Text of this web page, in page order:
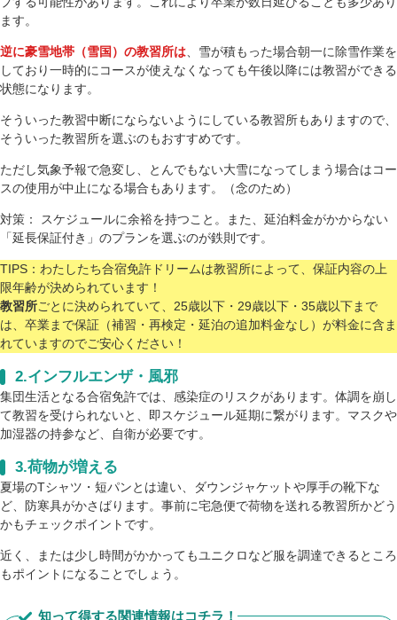
ます。
逆に豪雪地帯（雪国）の教習所は、雪が積もった場合朝一に除雪作業を
しており一時的にコースが使えなくなっても午後以降には教習ができる
状態になります。
そういった教習中断にならないようにしている教習所もありますので、
そういった教習所を選ぶのもおすすめです。
ただし気象予報で急変し、とんでもない大雪になってしまう場合はコー
スの使用が中止になる場合もあります。（念のため）
対策： スケジュールに余裕を持つこと。また、延泊料金がかからない
「延長保証付き」のプランを選ぶのが鉄則です。
TIPS：わたしたち合宿免許ドリームは教習所によって、保証内容の上
限年齢が決められています！
教習所ごとに決められていて、25歳以下・29歳以下・35歳以下まで
は、卒業まで保証（補習・再検定・延泊の追加料金なし）が料金に含ま
れていますのでご安心ください！
2.インフルエンザ・風邪
集団生活となる合宿免許では、感染症のリスクがあります。体調を崩し
て教習を受けられないと、即スケジュール延期に繋がります。マスクや
加湿器の持参など、自衛が必要です。
3.荷物が増える
夏場のTシャツ・短パンとは違い、ダウンジャケットや厚手の靴下な
ど、防寒具がかさばります。事前に宅急便で荷物を送れる教習所かどう
かもチェックポイントです。
近く、または少し時間がかかってもユニクロなど服を調達できるところ
もポイントになることでしょう。
知って得する関連情報はコチラ！